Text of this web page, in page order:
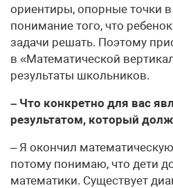
ориентиры, опорные точки в
понимание того, что
задачи решать. Поэтому
в «Математической
результаты школьников.
– Что конкретно для вас
результатом, который
– Я окончил
потому понимаю, что дети
математики. Существует